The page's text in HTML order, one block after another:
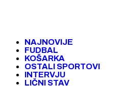
NAJNOVIJE
FUDBAL
KOŠARKA
OSTALI SPORTOVI
INTERVJU
LIČNI STAV